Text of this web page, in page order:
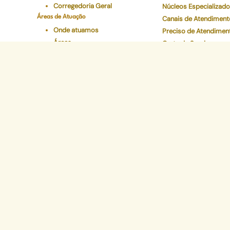
Corregedoria Geral
Áreas de Atuação
Onde atuamos
Áreas
Núcleos
Canais de
Preciso de
Carta de Serviços